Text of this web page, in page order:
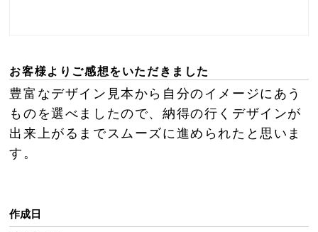
お客様よりご感想をいただきました
豊富なデザイン見本から自分のイメージにあう
ものを選べましたので、納得の行くデザインが
出来上がるまでスムーズに進められたと思いま
す。
作成日